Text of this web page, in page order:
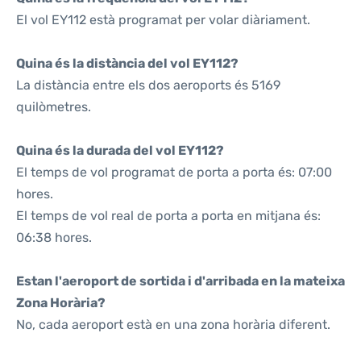
El vol EY112 està programat per volar diàriament.
Quina és la distància del vol EY112?
La distància entre els dos aeroports és 5169
quilòmetres.
Quina és la durada del vol EY112?
El temps de vol programat de porta a porta és: 07:00
hores.
El temps de vol real de porta a porta en mitjana és:
06:38 hores.
Estan l'aeroport de sortida i d'arribada en la mateixa
Zona Horària?
No, cada aeroport està en una zona horària diferent.